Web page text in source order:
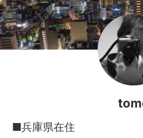
■兵庫県在住